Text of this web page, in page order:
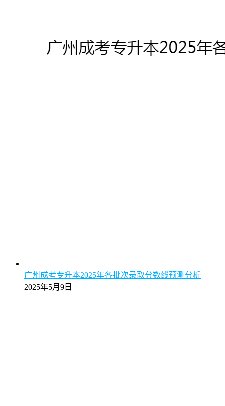
广州成考专升本2025年各批次录取分数线预测分析
2025年5月9日